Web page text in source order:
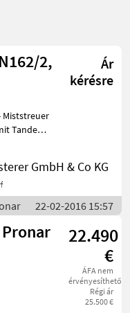
Szűrők
2,
Ár
kérésre
Tandem-
4
wirft alle
Typen der Dünger, T
GmbH & Co KG
22-02-2016 15:57
22.490
€
ÁFA nem
érvényesíthető
Régi ár
25.500 €